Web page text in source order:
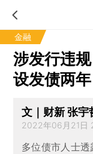
金融
涉发行违
设发债两年
文｜财新 张宇
2022年06月21日
多位债市人士